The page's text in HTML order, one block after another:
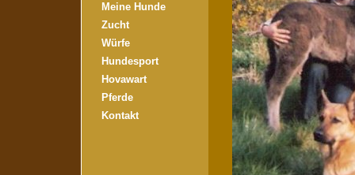
Meine Hunde
Zucht
Würfe
Hundesport
Hovawart
Pferde
Kontakt